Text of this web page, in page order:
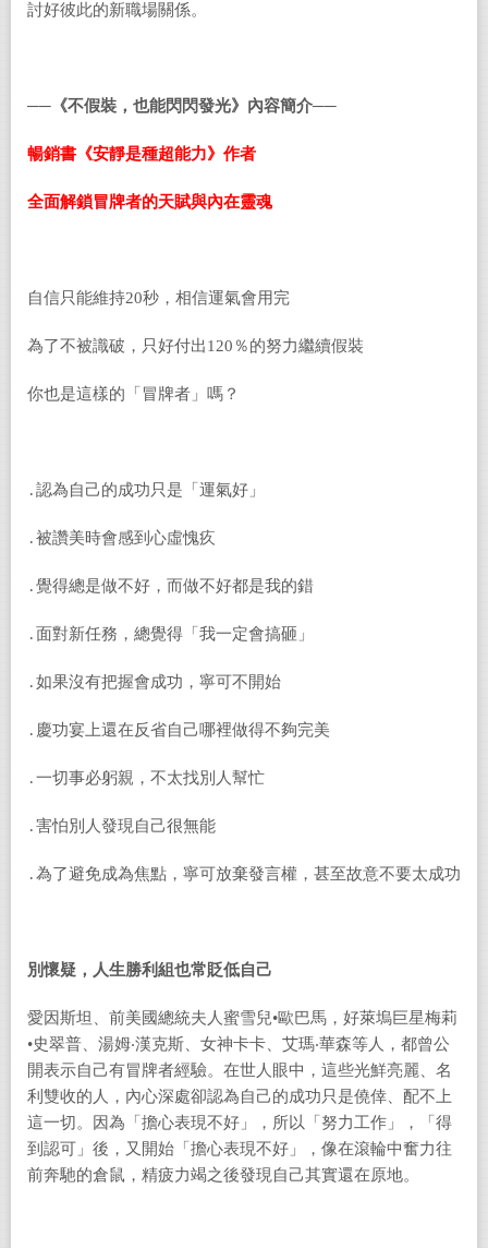
討好彼此的新職場關係。
── 《不假裝，也能閃閃發光》內容簡介──
暢銷書《安靜是種超能力》作者
全面解鎖冒牌者的天賦與內在靈魂
自信只能維持20秒，相信運氣會用完
為了不被識破，只好付出120％的努力繼續假裝
你也是這樣的「冒牌者」嗎？
․認為自己的成功只是「運氣好」
․被讚美時會感到心虛愧疚
․覺得總是做不好，而做不好都是我的錯
․面對新任務，總覺得「我一定會搞砸」
․如果沒有把握會成功，寧可不開始
․慶功宴上還在反省自己哪裡做得不夠完美
․一切事必躬親，不太找別人幫忙
․害怕別人發現自己很無能
․為了避免成為焦點，寧可放棄發言權，甚至故意不要太成功
別懷疑，人生勝利組也常貶低自己
愛因斯坦、前美國總統夫人蜜雪兒•歐巴馬，好萊塢巨星梅莉
•史翠普、湯姆‧漢克斯、女神卡卡、艾瑪‧華森等人，都曾公
開表示自己有冒牌者經驗。在世人眼中，這些光鮮亮麗、名
利雙收的人，內心深處卻認為自己的成功只是僥倖、配不上
這一切。因為「擔心表現不好」，所以「努力工作」，「得
到認可」後，又開始「擔心表現不好」，像在滾輪中奮力往
前奔馳的倉鼠，精疲力竭之後發現自己其實還在原地。